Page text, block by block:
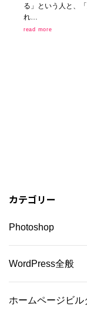
る」という人と、
れ…
read more
カテゴリー
Photoshop
WordPress全般
ホームページビル